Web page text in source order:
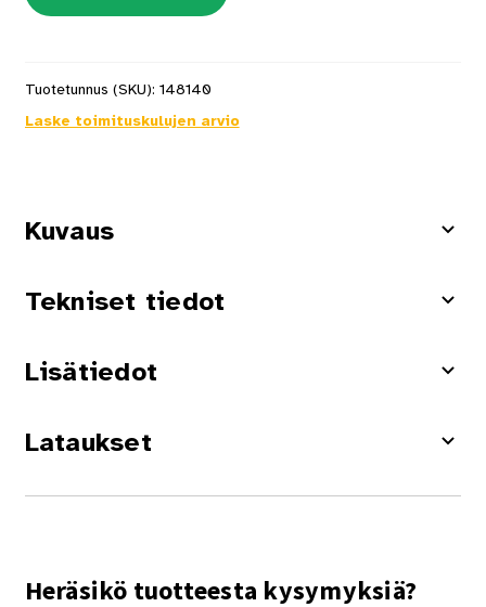
Tuotetunnus (SKU): 148140
Laske toimituskulujen arvio
Kuvaus
Tekniset tiedot
Lisätiedot
Lataukset
Heräsikö tuotteesta kysymyksiä?